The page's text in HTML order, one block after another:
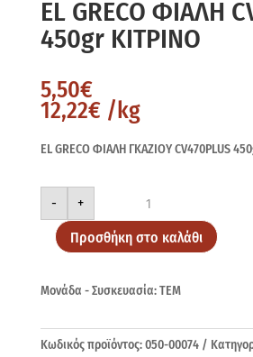
EL GRECO ΦΙΑΛΗ
450gr ΚΙΤΡΙΝΟ
5,50€
12,22€ /kg
EL GRECO ΦΙΑΛΗ ΓΚΑΖΙΟΥ CV470PLUS
-
EL
ΦΙΑΛΗ
CV470PLUS
450gr
ΚΙΤΡΙΝΟ
+
Προσθήκη στο καλάθι
Μονάδα - Συσκευασία: ΤΕΜ
Κωδικός προϊόντος:050-00074